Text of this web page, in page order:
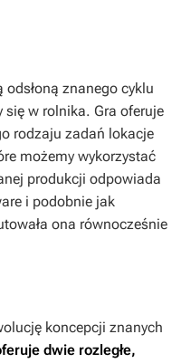
odsłoną znanego cyklu
w rolnika. Gra oferuje
rodzaju zadań lokacje
możemy wykorzystać
produkcji odpowiada
i podobnie jak
ona równocześnie
koncepcji znanych
dwie rozległe,